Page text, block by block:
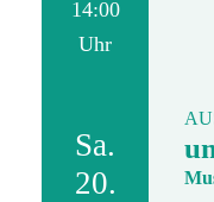
14:00
Uhr
Sa.
20.